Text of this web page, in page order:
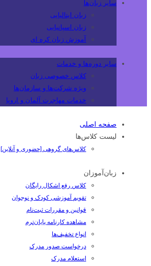
سایر زبان‌ها
زبان ایتالیایی
زبان اسپانیایی
آموزش زبان کره ای
سایر دوره‌ها و خدمات
کلاس خصوصی زبان
ویژه شرکت‌ها و سازمان‌ها
خدمات مهاجرت آلمان و اروپا
صفحه اصلی
لیست کلاس‌ها
کلاس‌های گروهی [حضوری و آنلاین]
زبان‌آموزان
کلاس رفع اشکال رایگان
تقویم آموزشی کودک و نوجوان
قوانین و مقررات ثبت‌نام
مشاهده کارنامه پایان‌ترم
انواع تخفیف‌ها
درخواست صدور مدرک
استعلام مدرک